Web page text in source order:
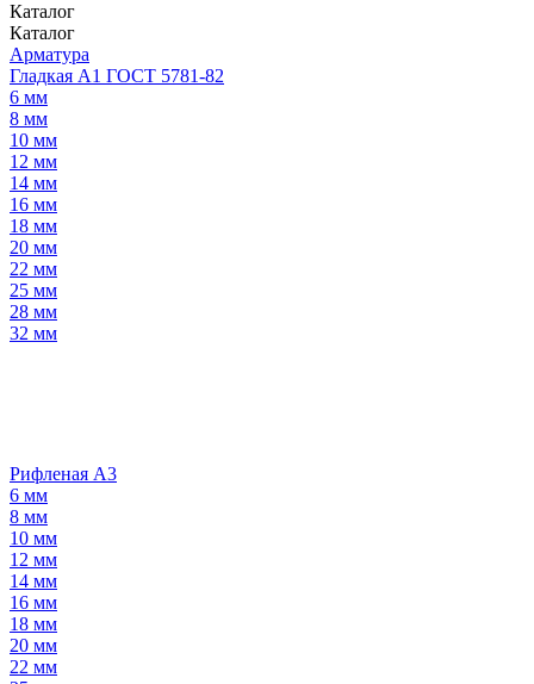
Каталог
Каталог
Арматура
Гладкая А1 ГОСТ 5781-82
6 мм
8 мм
10 мм
12 мм
14 мм
16 мм
18 мм
20 мм
22 мм
25 мм
28 мм
32 мм
Рифленая А3
6 мм
8 мм
10 мм
12 мм
14 мм
16 мм
18 мм
20 мм
22 мм